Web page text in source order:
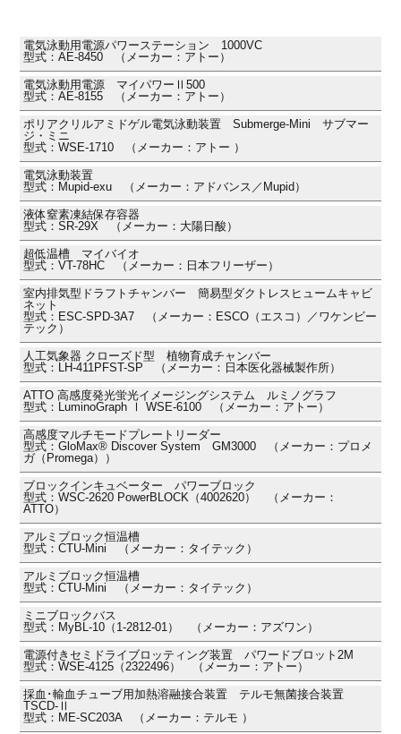
電気泳動用電源パワーステーション 1000VC
型式：AE-8450 （メーカー：アトー）
電気泳動用電源 マイパワーⅡ500
型式：AE-8155 （メーカー：アトー）
ポリアクリルアミドゲル電気泳動装置 Submerge-Mini サブマー
ジ・ミニ
型式：WSE-1710 （メーカー：アトー ）
電気泳動装置
型式：Mupid-exu （メーカー：アドバンス／Mupid）
液体窒素凍結保存容器
型式：SR-29X （メーカー：大陽日酸）
超低温槽 マイバイオ
型式：VT-78HC （メーカー：日本フリーザー）
室内排気型ドラフトチャンバー 簡易型ダクトレスヒュームキャビ
ネット
型式：ESC-SPD-3A7 （メーカー：ESCO（エスコ）／ワケンビー
テック）
人工気象器 クローズド型 植物育成チャンバー
型式：LH-411PFST-SP （メーカー：日本医化器械製作所）
ATTO 高感度発光蛍光イメージングシステム ルミノグラフ
型式：LuminoGraph Ⅰ WSE-6100 （メーカー：アトー）
高感度マルチモードプレートリーダー
型式：GloMax® Discover System GM3000 （メーカー：プロメ
ガ（Promega））
ブロックインキュベーター パワーブロック
型式：WSC-2620 PowerBLOCK（4002620） （メーカー：
ATTO）
アルミブロック恒温槽
型式：CTU-Mini （メーカー：タイテック）
アルミブロック恒温槽
型式：CTU-Mini （メーカー：タイテック）
ミニブロックバス
型式：MyBL-10（1-2812-01） （メーカー：アズワン）
電源付きセミドライブロッティング装置 パワードブロット2M
型式：WSE-4125（2322496） （メーカー：アトー）
採血･輸血チューブ用加熱溶融接合装置 テルモ無菌接合装置
TSCD-Ⅱ
型式：ME-SC203A （メーカー：テルモ ）